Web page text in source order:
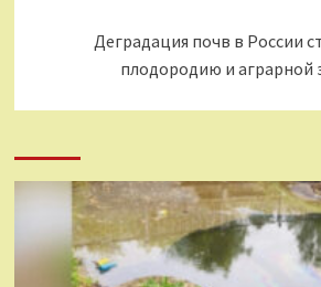
Деградация почв в России
плодородию и аграрной